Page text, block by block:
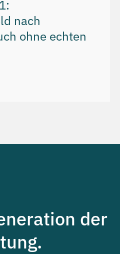
nach
ohne echten
der